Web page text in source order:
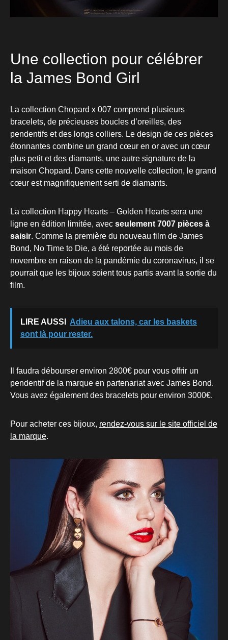
Une collection pour célébrer
la James Bond Girl
La collection Chopard x 007 comprend plusieurs
bracelets, de précieuses boucles d’oreilles, des
pendentifs et des longs colliers. Le design de ces pièces
étonnantes combine un grand cœur en or avec un cœur
plus petit et des diamants, une autre signature de la
maison Chopard. Dans cette nouvelle collection, le grand
cœur est magnifiquement serti de diamants.
La collection Happy Hearts – Golden Hearts sera une
ligne en édition limitée, avec seulement 7007 pièces à
saisir. Comme la première du nouveau film de James
Bond, No Time to Die, a été reportée au mois de
novembre en raison de la pandémie du coronavirus, il se
pourrait que les bijoux soient tous partis avant la sortie du
film.
LIRE AUSSI
Adieu aux talons, car les baskets
sont là pour rester.
Il faudra débourser environ 2800€ pour vous offrir un
pendentif de la marque en partenariat avec James Bond.
Vous avez également des bracelets pour environ 3000€.
Pour acheter ces bijoux, rendez-vous sur le site officiel de
la marque.